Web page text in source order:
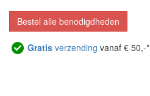
Bestel alle benodigdheden
Gratis verzending vanaf € 50,-*